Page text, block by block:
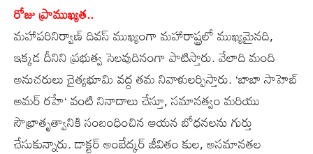
రోజు ప్రాముఖ్యత..
మహాపరినిర్వాణ్‌ దివస్‌ ముఖ్యంగా మహారాష్ట్రలో ముఖ్యమైనది,
ఇక్కడ దీనిని ప్రభుత్వ సెలవుదినంగా పాటిస్తారు. వేలాది మంది
అనుచరులు చైత్యభూమి వద్ద తమ నివాళులర్పిస్తారు. ‘బాబా సాహెబ్‌
అమర్‌ రహే‘ వంటి నినాదాలు చేస్తూ, సమానత్వం మరియు
సౌభ్రాతృత్వానికి సంబంధించిన ఆయన బోధనలను గుర్తు
చేసుకున్నారు. డాక్టర్‌ అంబేద్కర్‌ జీవితం కుల, అసమానతల